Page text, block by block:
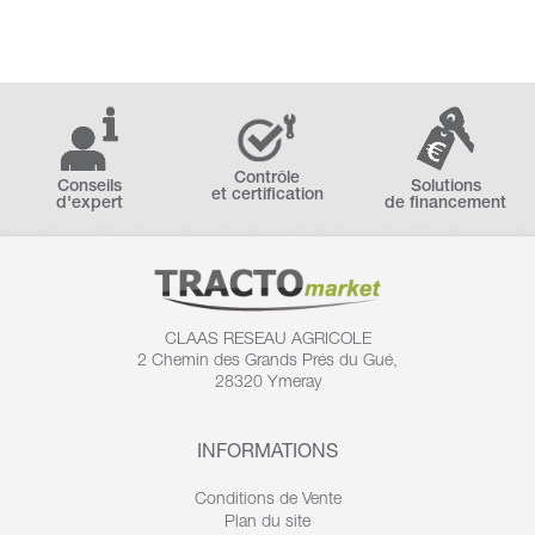
Conseils
d'expert
Contrôle
et certification
Solutions
de financement
CLAAS RESEAU AGRICOLE
2 Chemin des Grands Prés du Gué,
28320 Ymeray
INFORMATIONS
Conditions de Vente
Plan du site